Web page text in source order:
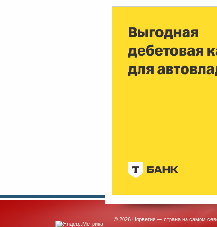
© 2026 Норвегия — страна на самом